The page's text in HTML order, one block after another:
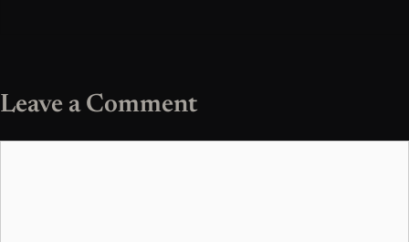
Leave a Comment